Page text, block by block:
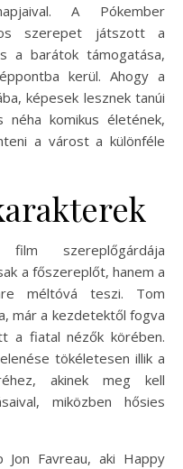
A Pókember
szerepet játszott a
a barátok támogatása,
kerül. Ahogy a
képesek lesznek tanúi
komikus életének,
a várost a különféle
szereplőgárdája
a főszereplőt, hanem a
méltóvá teszi. Tom
már a kezdetektől fogva
a fiatal nézők körében.
tökéletesen illik a
akinek meg kell
miközben hősies
Favreau, aki Happy